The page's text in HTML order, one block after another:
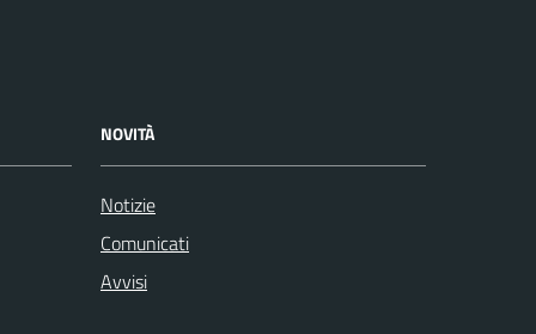
NOVITÀ
Notizie
Comunicati
Avvisi